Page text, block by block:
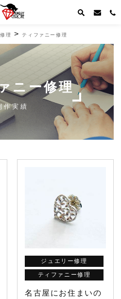
理 > ティファニー修理
ニー修理
作実績
ジュエリー修理
ティファニー修理
名古屋にお住まいの